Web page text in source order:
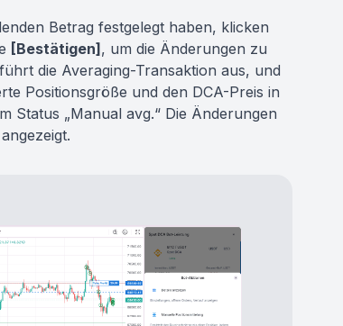
Betrag festgelegt haben, klicken
[Bestätigen] , um die Änderungen zu
die Averaging-Transaktion aus, und
Positionsgröße und den DCA-Preis in
Status „Manual avg.“ Die Änderungen